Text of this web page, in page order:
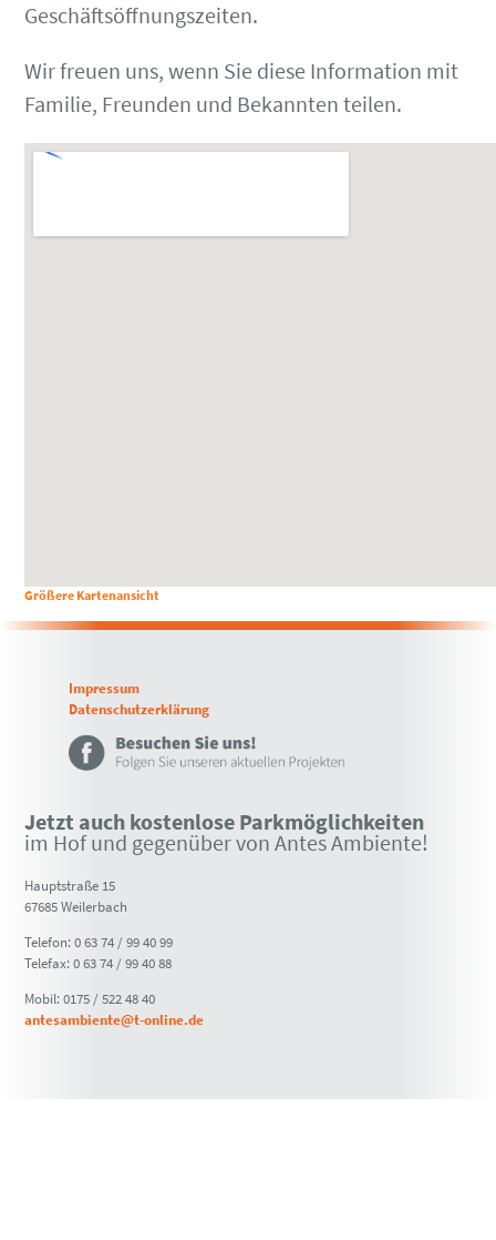
Geschäftsöffnungszeiten.
Wir freuen uns, wenn Sie diese Information mit
Familie, Freunden und Bekannten teilen.
Größere Kartenansicht
Impressum
Datenschutzerklärung
Jetzt auch kostenlose Parkmöglichkeiten
im Hof und gegenüber von Antes Ambiente!
Hauptstraße 15
67685 Weilerbach
Telefon: 0 63 74 / 99 40 99
Telefax: 0 63 74 / 99 40 88
Mobil: 0175 / 522 48 40
antesambiente@t-online.de